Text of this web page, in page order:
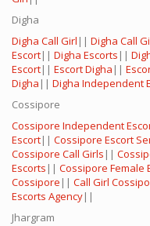
Digha
Digha Call Girl || Digha Call
Escort|| Digha Escorts ||
Escort|| Escort Digha ||
Digha || Digha Independent
Cossipore
Cossipore Independent
Escort|| Cossipore Escort
Cossipore Call Girls ||
Escorts || Cossipore Female
Cossipore || Call Girl
Escorts Agency||
Jhargram